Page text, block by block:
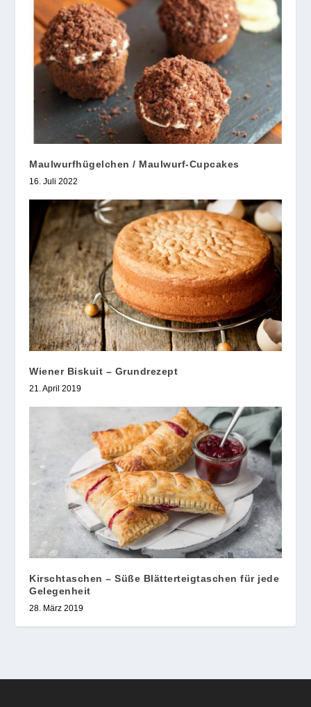
Maulwurfhügelchen / Maulwurf-Cupcakes
16. Juli 2022
Wiener Biskuit – Grundrezept
21. April 2019
Kirschtaschen – Süße Blätterteigtaschen für jede
Gelegenheit
28. März 2019